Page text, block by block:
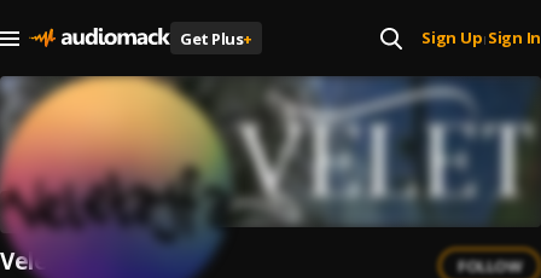
Get Plus+ Sign Up| Sign In
Velet FOLLOW